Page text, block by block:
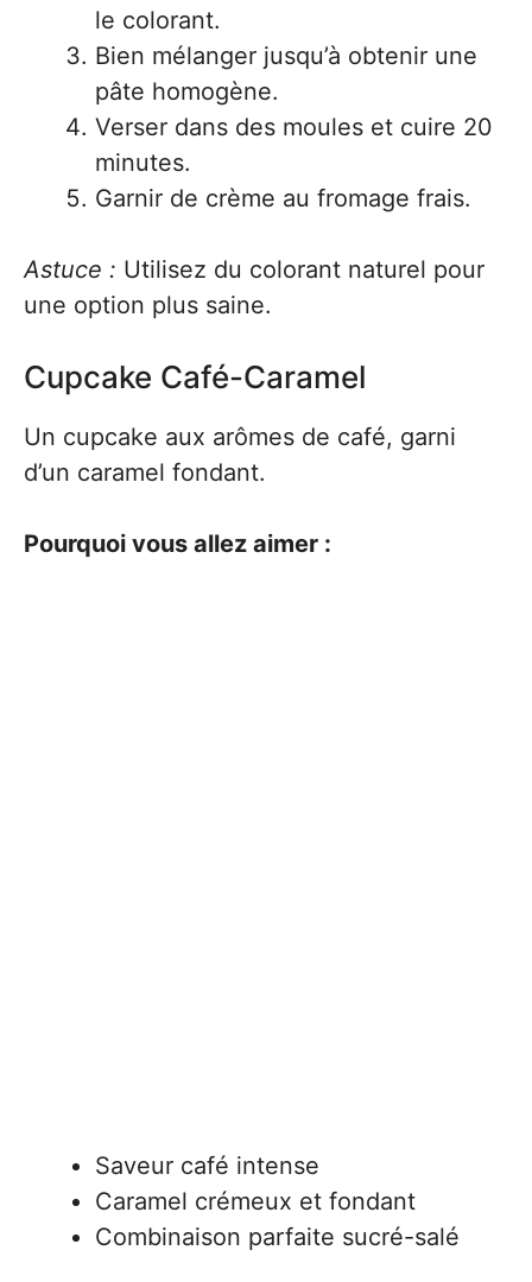
le colorant.
Bien mélanger jusqu’à obtenir une
pâte homogène.
Verser dans des moules et cuire 20
minutes.
Garnir de crème au fromage frais.
Astuce : Utilisez du colorant naturel pour
une option plus saine.
Cupcake Café-Caramel
Un cupcake aux arômes de café, garni
d’un caramel fondant.
Pourquoi vous allez aimer :
Saveur café intense
Caramel crémeux et fondant
Combinaison parfaite sucré-salé